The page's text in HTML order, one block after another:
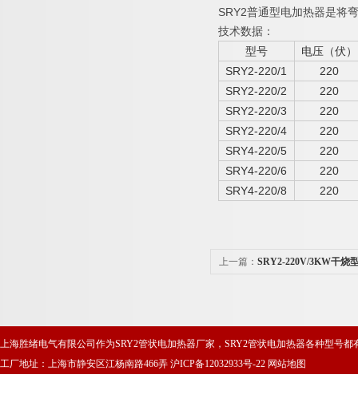
SRY2普通型电加热器是将
技术数据：
型号
电压（伏）
SRY2-220/1
220
SRY2-220/2
220
SRY2-220/3
220
SRY2-220/4
220
SRY4-220/5
220
SRY4-220/6
220
SRY4-220/8
220
上一篇： SRY2-220V/3KW干烧
上海胜绪电气有限公司作为SRY2管状电加热器厂家，SRY2管状电加热器各种型号
工厂地址：上海市静安区江杨南路466弄 沪ICP备12032933号-22 网站地图